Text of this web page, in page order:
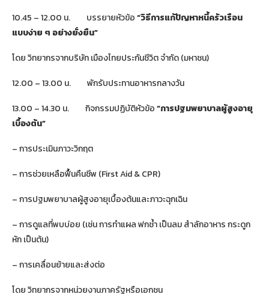
10.45 – 12.00 น. บรรยายหัวข้อ“วิธีการแก้ปัญหาหนี้ครัวเรือน
แบบง่าย ๆ อย่างยั่งยืน”
โดย วิทยากรจากบริษัท เมืองไทยประกันชีวิต จำกัด (มหาชน)
12.00 – 13.00 น. พักรับประทานอาหารกลางวัน
13.00 – 14.30 น. กิจกรรมปฏิบัติหัวข้อ“การปฐมพยาบาลผู้สูงอายุ
เบื้องต้น”
– การประเมินภาวะวิกฤต
– การช่วยเหลือฟื้นคืนชีพ (First Aid & CPR)
– การปฐมพยาบาลผู้สูงอายุเบื้องต้นและภาวะฉุกเฉิน
– การดูแลที่พบบ่อย (เช่น การทำแผล ฟกช้ำ เป็นลม สำลักอาหาร กระดูก
หัก เป็นต้น)
– การเคลื่อนย้ายและส่งต่อ
โดย วิทยากรจากหน่วยงานภาครัฐหรือเอกชน